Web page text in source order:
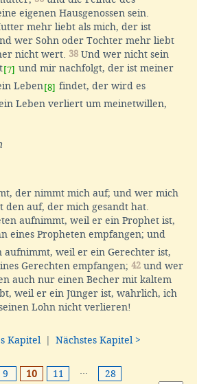
eigenen Hausgenossen sein.
mehr liebt als mich, der ist
wer Sohn oder Tochter mehr liebt
nicht wert. 38 Und wer nicht sein
[7] und mir nachfolgt, der ist meiner
Leben[8] findet, der wird es
Leben verliert um meinetwillen,
der nimmt mich auf; und wer mich
auf, der mich gesandt hat.
aufnimmt, weil er ein Prophet ist,
eines Propheten empfangen; und
aufnimmt, weil er ein Gerechter ist,
Gerechten empfangen; 42 und wer
auch nur einen Becher mit kaltem
weil er ein Jünger ist, wahrlich, ich
Lohn nicht verlieren!
Kapitel Nächstes Kapitel >
9 10 11 ··· 28